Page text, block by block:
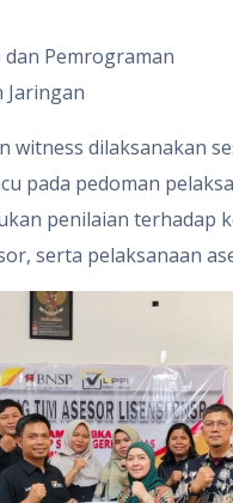
Pemrograman
Jaringan
witness dilaksanakan
pada pedoman
penilaian terhadap
serta pelaksanaan